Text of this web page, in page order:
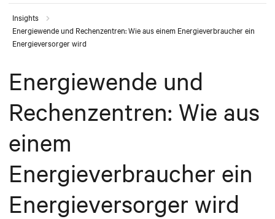
Insights
Energiewende und Rechenzentren: Wie aus einem Energieverbraucher ein
Energieversorger wird
Energiewende und
Rechenzentren: Wie aus
einem
Energieverbraucher ein
Energieversorger wird